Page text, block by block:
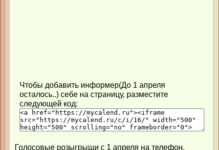
Чтобы добавить информер(До 1 апреля
осталось..) себе на страницу, разместите
следующей код:
Голосовые розыгрыши с 1 апреля на телефон.